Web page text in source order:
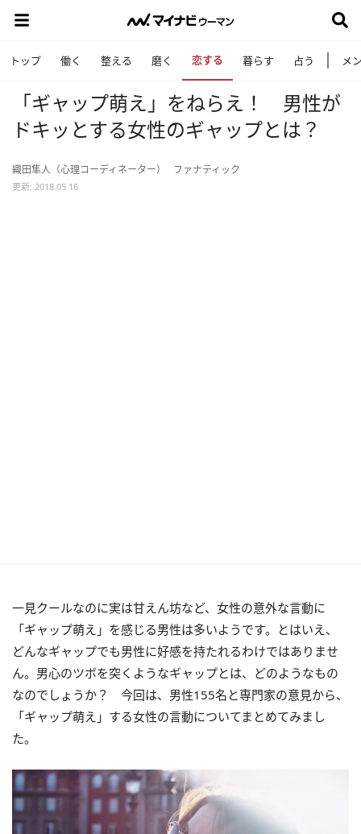
トップ 働く 整える 磨く 恋する 暮らす 占う メ
「ギャップ萌え」をねらえ！ 男性が
ドキッとする女性のギャップとは？
織田隼人（心理コーディネーター） ファナティック
更新: 2018.05.16
一見クールなのに実は甘えん坊など、女性の意外な言動に
「ギャップ萌え」を感じる男性は多いようです。とはいえ、
どんなギャップでも男性に好感を持たれるわけではありませ
ん。男心のツボを突くようなギャップとは、どのようなもの
なのでしょうか？ 今回は、男性155名と専門家の意見から、
「ギャップ萌え」する女性の言動についてまとめてみまし
た。